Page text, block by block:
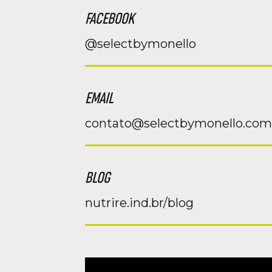
FACEBOOK
@selectbymonello
EMAIL
BLOG
nutrire.ind.br/blog